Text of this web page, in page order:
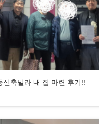
신축빌라 내 집 마련 후기!!